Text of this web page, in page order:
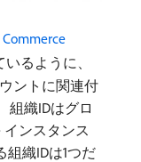
Commerce
るように、
ントに関連付
組織IDはグロ
インスタンス
組織IDは1つだ